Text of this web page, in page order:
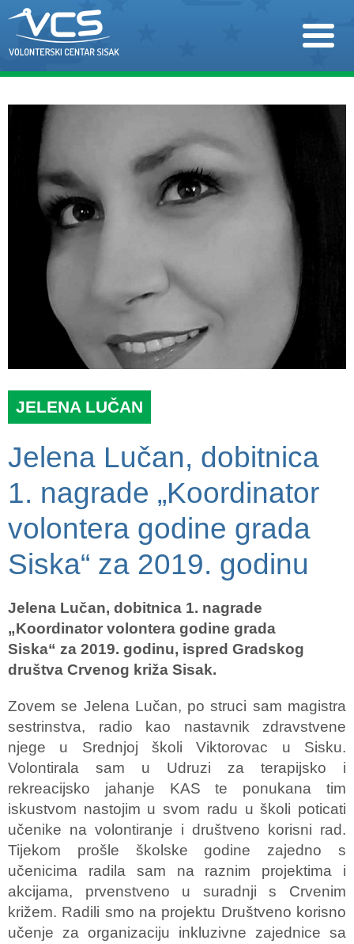
JELENA LUČAN
Jelena Lučan, dobitnica
1. nagrade „Koordinator
volontera godine grada
Siska“ za 2019. godinu
Jelena Lučan, dobitnica 1. nagrade
„Koordinator volontera godine grada
Siska“ za 2019. godinu, ispred Gradskog
društva Crvenog križa Sisak.
Zovem se Jelena Lučan, po struci sam magistra
sestrinstva, radio kao nastavnik zdravstvene
njege u Srednjoj školi Viktorovac u Sisku.
Volontirala sam u Udruzi za terapijsko i
rekreacijsko jahanje KAS te ponukana tim
iskustvom nastojim u svom radu u školi poticati
učenike na volontiranje i društveno korisni rad.
Tijekom prošle školske godine zajedno s
učenicima radila sam na raznim projektima i
akcijama, prvenstveno u suradnji s Crvenim
križem. Radili smo na projektu Društveno korisno
učenje za organizaciju inkluzivne zajednice sa